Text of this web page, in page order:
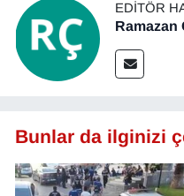
EDITÖR
Ramazan
Bunlar da ilginizi